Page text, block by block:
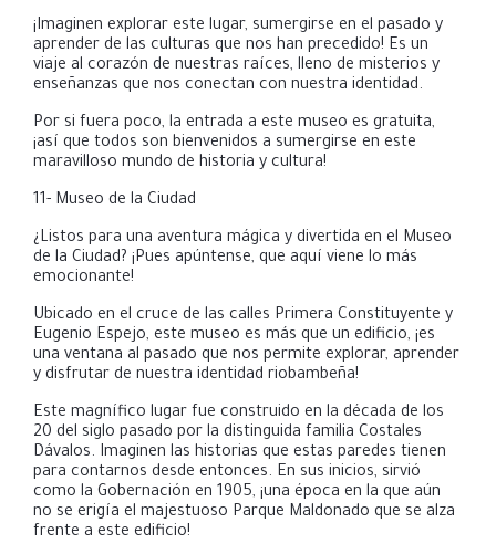
¡Imaginen explorar este lugar, sumergirse en el pasado y
aprender de las culturas que nos han precedido! Es un
viaje al corazón de nuestras raíces, lleno de misterios y
enseñanzas que nos conectan con nuestra identidad.
Por si fuera poco, la entrada a este museo es gratuita,
¡así que todos son bienvenidos a sumergirse en este
maravilloso mundo de historia y cultura!
11- Museo de la Ciudad
¿Listos para una aventura mágica y divertida en el Museo
de la Ciudad? ¡Pues apúntense, que aquí viene lo más
emocionante!
Ubicado en el cruce de las calles Primera Constituyente y
Eugenio Espejo, este museo es más que un edificio, ¡es
una ventana al pasado que nos permite explorar, aprender
y disfrutar de nuestra identidad riobambeña!
Este magnífico lugar fue construido en la década de los
20 del siglo pasado por la distinguida familia Costales
Dávalos. Imaginen las historias que estas paredes tienen
para contarnos desde entonces. En sus inicios, sirvió
como la Gobernación en 1905, ¡una época en la que aún
no se erigía el majestuoso Parque Maldonado que se alza
frente a este edificio!